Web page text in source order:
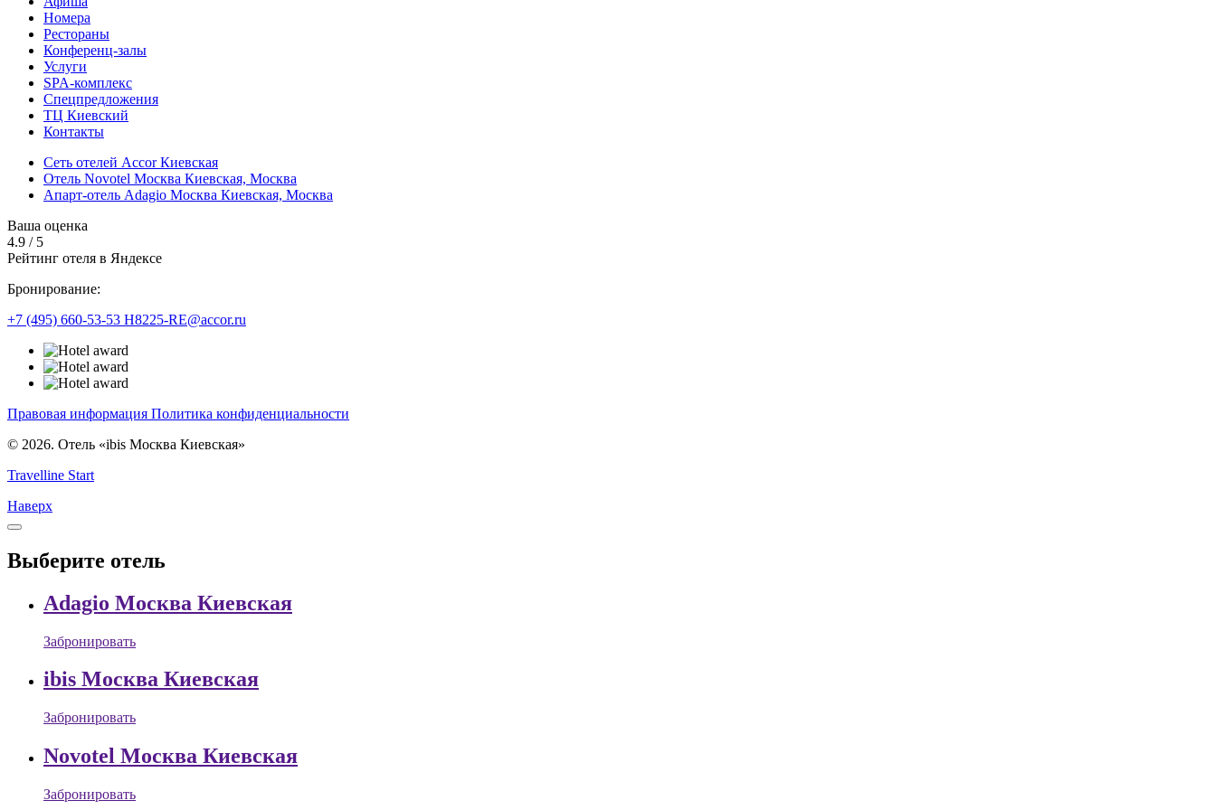
Номера
Рестораны
Конференц-залы
Услуги
SPA-комплекс
Спецпредложения
ТЦ Киевский
Контакты
Сеть отелей Accor Киевская
Отель Novotel Москва Киевская, Москва
Апарт-отель Adagio Москва Киевская, Москва
Ваша оценка
4.9 / 5
Рейтинг отеля в Яндексе
Бронирование:
+7 (495) 660-53-53 H8225-RE@accor.ru
Правовая информация Политика конфиденциальности
© 2026. Отель «ibis Москва Киевская»
Travelline Start
Наверх
Выберите отель
Adagio Москва Киевская
Забронировать
ibis Москва Киевская
Забронировать
Novotel Москва Киевская
Забронировать